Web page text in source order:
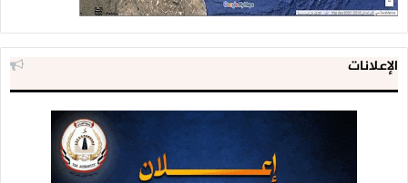
الإعلانات